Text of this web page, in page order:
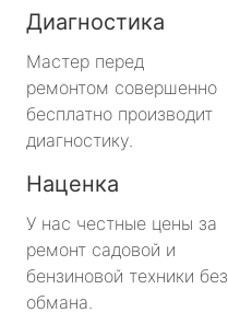
Диагностика
Мастер перед
ремонтом совершенно
бесплатно производит
диагностику.
Наценка
У нас честные цены за
ремонт садовой и
бензиновой техники без
обмана.